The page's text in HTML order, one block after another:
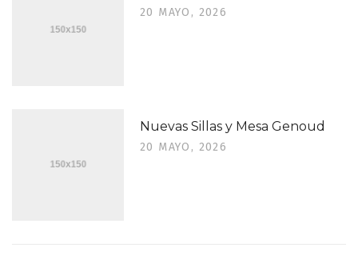
20 MAYO, 2026
Nuevas Sillas y Mesa Genoud
20 MAYO, 2026